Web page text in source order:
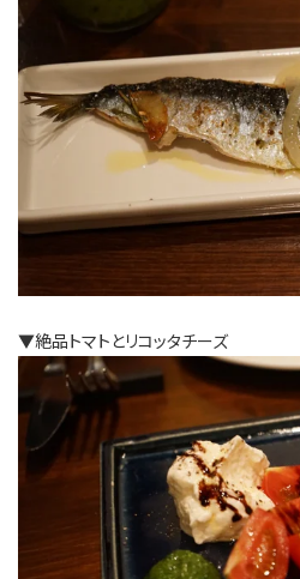
▼絶品トマトとリコッタチーズ